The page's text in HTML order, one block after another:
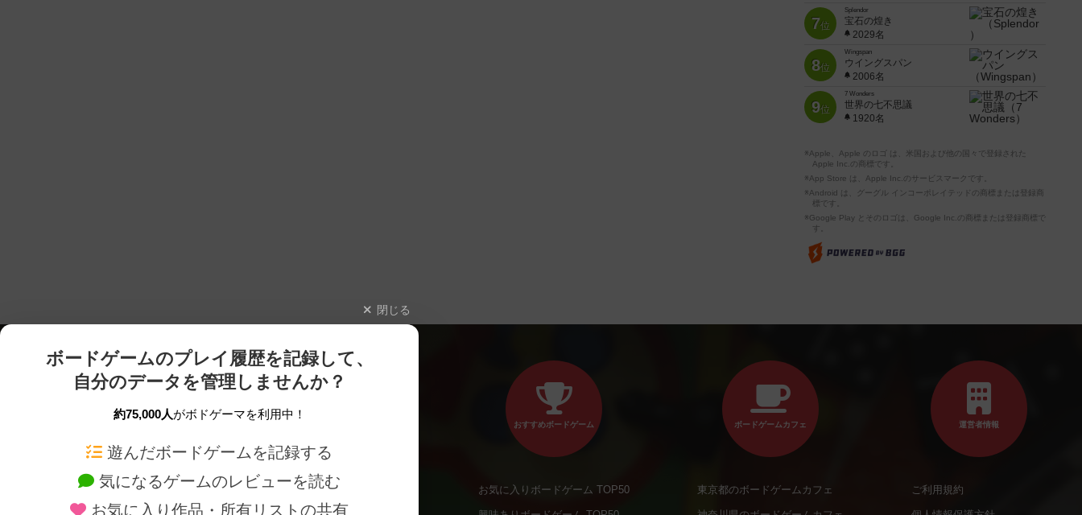
7位
Splendor
宝石の煌き
2029名
8位
Wingspan
ウイングスパン
2006名
9位
7 Wonders
世界の七不思議
1920名
※Apple、Apple のロゴ は、米国および他の国々で登録された
Apple Inc.の商標です。
※App Store は、Apple Inc.のサービスマークです。
※Android は、グーグル インコーポレイテッドの商標または登録商
標です。
※Google Play とそのロゴは、Google Inc.の商標または登録商標で
す。
閉じる
ボードゲームのプレイ履歴を記録して、
自分のデータを管理しませんか？
約75,000人がボドゲーマを利用中！
遊んだボードゲームを記録する
気になるゲームのレビューを読む
お気に入り作品・所有リストの共有
ボードゲームを検索する 新作・再入荷情報
おすすめボードゲーム
お気に入りボードゲーム TOP50
ボードゲームカフェ
東京都のボードゲームカフェ
運営者情報
ご利用規約